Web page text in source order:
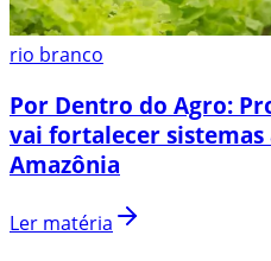
rio branco
Por Dentro do Agro:
vai fortalecer
Amazônia
Ler matéria